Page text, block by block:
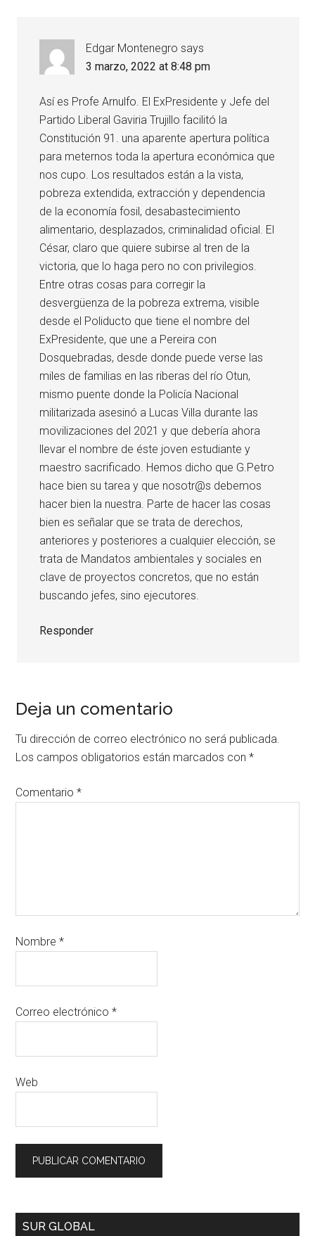
Edgar Montenegro says
3 marzo, 2022 at 8:48 pm
Así es Profe Arnulfo. El ExPresidente y Jefe del
Partido Liberal Gaviria Trujillo facilitó la
Constitución 91. una aparente apertura política
para meternos toda la apertura económica que
nos cupo. Los resultados están a la vista,
pobreza extendida, extracción y dependencia
de la economía fosil, desabastecimiento
alimentario, desplazados, criminalidad oficial. El
César, claro que quiere subirse al tren de la
victoria, que lo haga pero no con privilegios.
Entre otras cosas para corregir la
desvergüenza de la pobreza extrema, visible
desde el Poliducto que tiene el nombre del
ExPresidente, que une a Pereira con
Dosquebradas, desde donde puede verse las
miles de familias en las riberas del río Otun,
mismo puente donde la Policía Nacional
militarizada asesinó a Lucas Villa durante las
movilizaciones del 2021 y que debería ahora
llevar el nombre de éste joven estudiante y
maestro sacrificado. Hemos dicho que G.Petro
hace bien su tarea y que nosotr@s debemos
hacer bien la nuestra. Parte de hacer las cosas
bien es señalar que se trata de derechos,
anteriores y posteriores a cualquier elección, se
trata de Mandatos ambientales y sociales en
clave de proyectos concretos, que no están
buscando jefes, sino ejecutores.
Responder
Deja un comentario
Tu dirección de correo electrónico no será publicada.
Los campos obligatorios están marcados con*
Comentario*
Nombre*
Correo electrónico*
Web
SUR GLOBAL